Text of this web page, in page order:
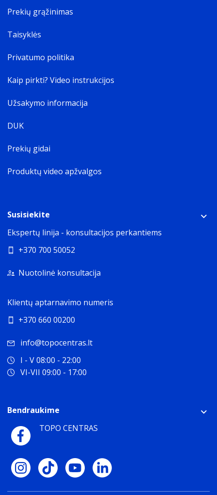
Tiesiausias kelias į
mėgstamiausią funkciją.
Avarijos aptikimas
kai jūs negalite to padaryti.
Prekių grąžinimas
Taisyklės
Privatumo politika
Kaip pirkti? Video instrukcijos
Užsakymo informacija
DUK
Prekių gidai
Produktų video apžvalgos
Susisiekite
Ekspertų linija - konsultacijos perkantiems
+370 700 50052
Nuotolinė konsultacija
Klientų aptarnavimo numeris
+370 660 00200
info@topocentras.lt
I - V 08:00 - 22:00
VI-VII 09:00 - 17:00
Bendraukime
TOPO CENTRAS